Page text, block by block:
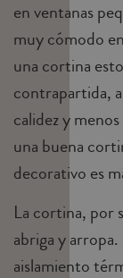
en ventanas
muy cómodo
una cortina
contrapartida,
calidez y
una buena
decorativo es
La cortina, por
abriga y
aislamiento